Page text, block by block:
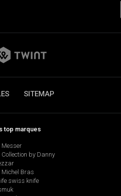
SITEMAP
top marques
Messer
Collection by Danny
Michel Bras
swiss knife